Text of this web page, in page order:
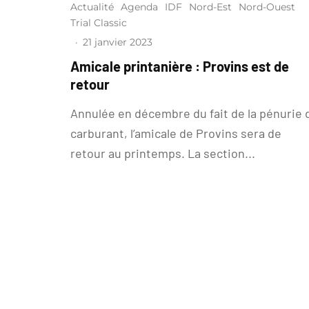
Actualité Agenda IDF Nord-Est
Nord-Ouest
Trial Classic
· 21 janvier 2023
Amicale printanière : Provins est de
retour
Annulée en décembre du fait de la pénurie
carburant, l’amicale de Provins sera de
retour au printemps. La section...